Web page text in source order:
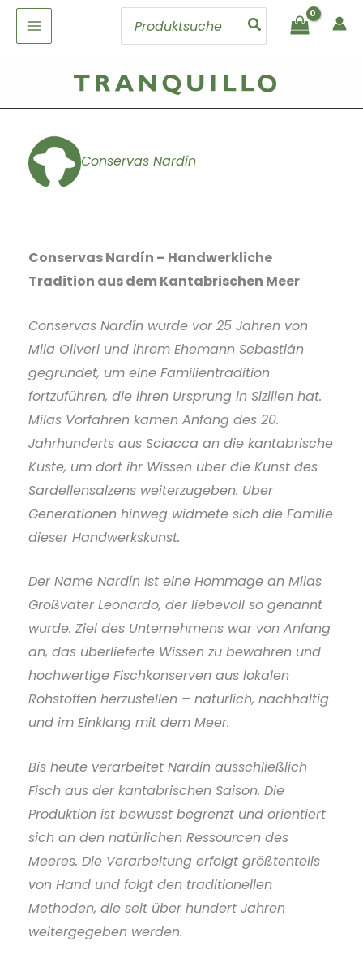
Inhalt
springen
Search
Conservas Nardín
Conservas Nardín – Handwerkliche
Tradition aus dem Kantabrischen Meer
Conservas Nardín wurde vor 25 Jahren von
Mila Oliveri und ihrem Ehemann Sebastián
gegründet, um eine Familientradition
fortzuführen, die ihren Ursprung in Sizilien hat.
Milas Vorfahren kamen Anfang des 20.
Jahrhunderts aus Sciacca an die kantabrische
Küste, um dort ihr Wissen über die Kunst des
Sardellensalzens weiterzugeben. Über
Generationen hinweg widmete sich die Familie
dieser Handwerkskunst.
Der Name Nardín ist eine Hommage an Milas
Großvater Leonardo, der liebevoll so genannt
wurde. Ziel des Unternehmens war von Anfang
an, das überlieferte Wissen zu bewahren und
hochwertige Fischkonserven aus lokalen
Rohstoffen herzustellen – natürlich, nachhaltig
und im Einklang mit dem Meer.
Bis heute verarbeitet Nardín ausschließlich
Fisch aus der kantabrischen Saison. Die
Produktion ist bewusst begrenzt und orientiert
sich an den natürlichen Ressourcen des
Meeres. Die Verarbeitung erfolgt größtenteils
von Hand und folgt den traditionellen
Methoden, die seit über hundert Jahren
weitergegeben werden.